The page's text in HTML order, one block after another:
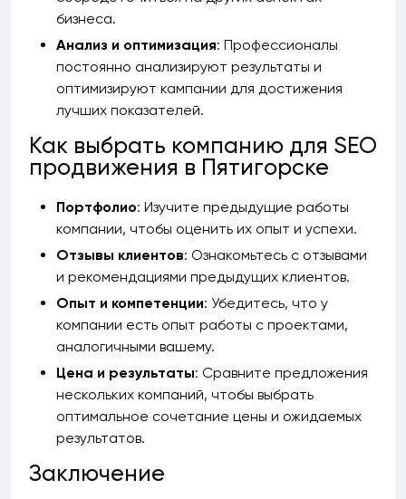
бизнеса.
Анализ и оптимизация: Профессионалы
постоянно анализируют результаты и
оптимизируют кампании для достижения
лучших показателей.
Как выбрать компанию для SEO
продвижения в Пятигорске
Портфолио: Изучите предыдущие работы
компании, чтобы оценить их опыт и успехи.
Отзывы клиентов: Ознакомьтесь с отзывами
и рекомендациями предыдущих клиентов.
Опыт и компетенции: Убедитесь, что у
компании есть опыт работы с проектами,
аналогичными вашему.
Цена и результаты: Сравните предложения
нескольких компаний, чтобы выбрать
оптимальное сочетание цены и ожидаемых
результатов.
Заключение